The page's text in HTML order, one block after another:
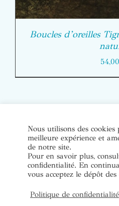
Boucles d’oreilles
54,00
© Copyright Bijoux de soi
Conditions Générales de Vente|
de
Nous utilisons des
meilleure expérience et
de notre site.
Pour en savoir plus,
confidentialité. En
vous acceptez le dépôt des
Politique de confidentialité